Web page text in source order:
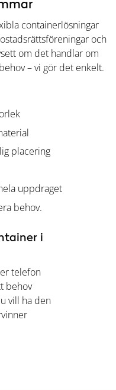
containerlösningar
och
om det handlar om
– vi gör det enkelt.
placering
uppdraget
behov.
i
telefon
behov
vill ha den